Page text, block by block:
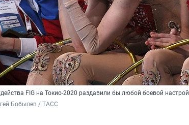
FIG на Токио-2020 раздавили бы любой боевой настрой
Бобылев / ТАСС